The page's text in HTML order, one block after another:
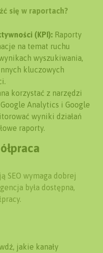
się w raportach?
(KPI): Raporty
na temat ruchu
wyszukiwania,
kluczowych
korzystać z narzędzi
Analytics i Google
wyniki działań
raporty.
SEO wymaga dobrej
była dostępna,
jakie kanały